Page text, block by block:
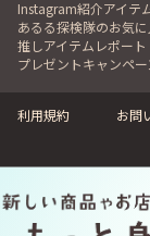
Instagram紹介アイテ
あるる探検隊のお気
推しアイテムレポート
プレゼントキャンペー
利用規約 お問